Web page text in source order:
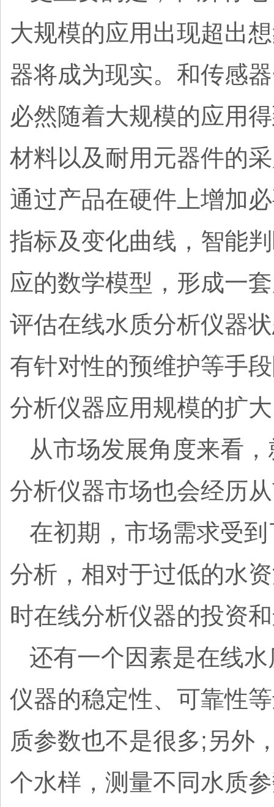
大规模的应用出现超出
器将成为现实。和传感
必然随着大规模的应用
材料以及耐用元器件的
通过产品在硬件上增加
指标及变化曲线，智能
应的数学模型，形成一
评估在线水质分析仪器
有针对性的预维护等手
分析仪器应用规模的扩
从市场发展角度来看
分析仪器市场也会经历
在初期，市场需求受
分析，相对于过低的水
时在线分析仪器的投资
还有一个因素是在线
仪器的稳定性、可靠性
质参数也不是很多;另外
个水样，测量不同水质